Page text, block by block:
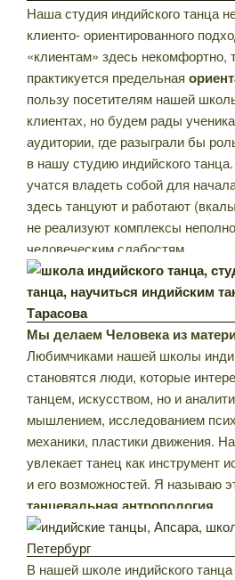
Наша студия индийского танца
клиенто- ориентированного
«клиентам» здесь некомфортно,
практикуется предельная
пользу посетителям нашей
клиентах, но будем рады
аудитории, где разыграли бы
в нашу студию индийского
учатся владеть собой для
здесь танцуют и работают
не реализуют комплексы
человеческим слабостям.
Мы делаем Человека из
Любимчиками нашей школы
становятся люди, которые
танцем, искусством, но и
мышлением, исследованием
механики, пластики движения.
увлекает танец как инструмент
и его возможностей. Я называю
танцевальная антропология
В нашей школе индийского